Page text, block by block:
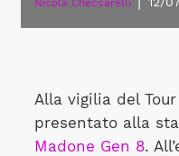
Alla vigilia del
presentato alla
Madone Gen 8.